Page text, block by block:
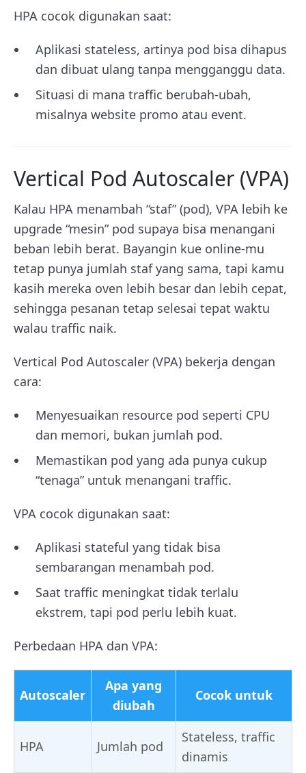
HPA cocok digunakan saat:
Aplikasi stateless, artinya pod bisa dihapus
dan dibuat ulang tanpa mengganggu data.
Situasi di mana traffic berubah-ubah,
misalnya website promo atau event.
Vertical Pod Autoscaler (VPA)
Kalau HPA menambah “staf” (pod), VPA lebih ke
upgrade “mesin” pod supaya bisa menangani
beban lebih berat. Bayangin kue online-mu
tetap punya jumlah staf yang sama, tapi kamu
kasih mereka oven lebih besar dan lebih cepat,
sehingga pesanan tetap selesai tepat waktu
walau traffic naik.
Vertical Pod Autoscaler (VPA) bekerja dengan
cara:
Menyesuaikan resource pod seperti CPU
dan memori, bukan jumlah pod.
Memastikan pod yang ada punya cukup
“tenaga” untuk menangani traffic.
VPA cocok digunakan saat:
Aplikasi stateful yang tidak bisa
sembarangan menambah pod.
Saat traffic meningkat tidak terlalu
ekstrem, tapi pod perlu lebih kuat.
Perbedaan HPA dan VPA:
Autoscaler
Apa yang
diubah
Cocok untuk
HPA Jumlah pod
Stateless, traffic
dinamis